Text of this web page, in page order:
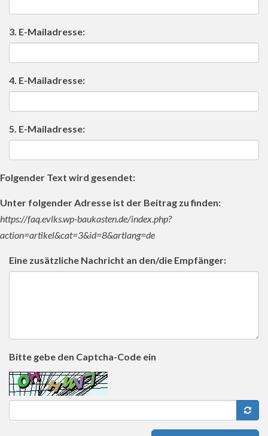
3. E-Mailadresse:
4. E-Mailadresse:
5. E-Mailadresse:
Folgender Text wird gesendet:
Unter folgender Adresse ist der Beitrag zu finden:
https://faq.evlks.wp-baukasten.de/index.php?
action=artikel&cat=3&id=8&artlang=de
Eine zusätzliche Nachricht an den/die Empfänger:
Bitte gebe den Captcha-Code ein